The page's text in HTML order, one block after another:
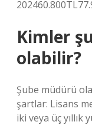
Kimler
olabilir?
Şube müdürü
şartlar: Lisans
iki veya üç yıllık